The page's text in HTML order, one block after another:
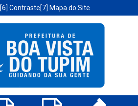
[6] Contraste[7] Mapa do Site